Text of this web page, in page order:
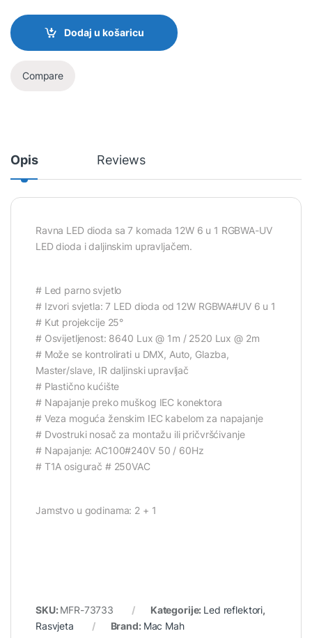
Dodaj u košaricu
Compare
Opis Reviews
Ravna LED dioda sa 7 komada 12W 6 u 1 RGBWA-UV
LED dioda i daljinskim upravljačem.
# Led parno svjetlo
# Izvori svjetla: 7 LED dioda od 12W RGBWA#UV 6 u 1
# Kut projekcije 25°
# Osvijetljenost: 8640 Lux @ 1m / 2520 Lux @ 2m
# Može se kontrolirati u DMX, Auto, Glazba,
Master/slave, IR daljinski upravljač
# Plastično kućište
# Napajanje preko muškog IEC konektora
# Veza moguća ženskim IEC kabelom za napajanje
# Dvostruki nosač za montažu ili pričvršćivanje
# Napajanje: AC100#240V 50 / 60Hz
# T1A osigurač # 250VAC
Jamstvo u godinama: 2 + 1
SKU:MFR-73733 Kategorije: Led reflektori,
Rasvjeta
Brand: Mac Mah